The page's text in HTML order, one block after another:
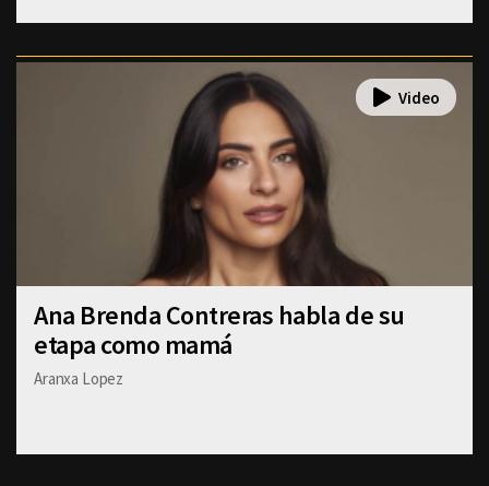
Ana Brenda Contreras habla de su
etapa como mamá
Aranxa Lopez